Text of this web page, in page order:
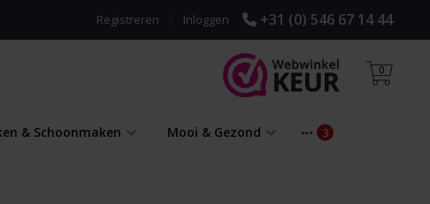
+31 (0) 546 67 14 44
Inloggen
Registreren
0
& Schoonmaken Mooi & Gezond